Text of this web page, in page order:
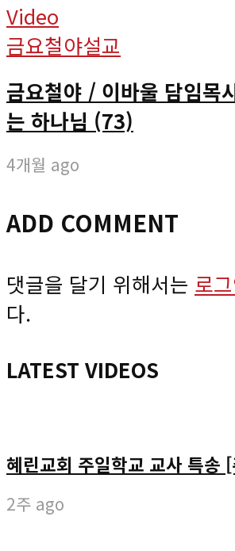
Video
금요철야설교
금요철야 / 이바울 담임목
는 하나님 (73)
4개월 ago
ADD COMMENT
댓글을 달기 위해서는 로
다.
LATEST VIDEOS
혜린교회 주일학교 교사 특송
2주 ago